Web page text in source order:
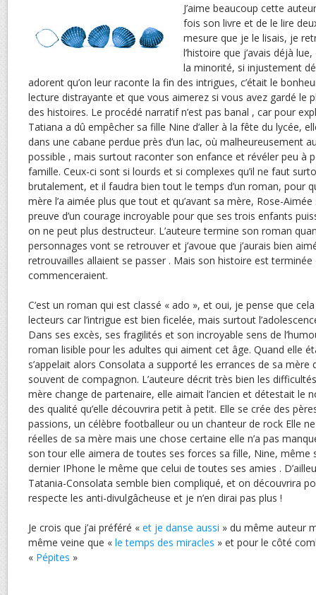
J’aime beaucoup cette
fois son livre et de le lire
mesure que je le lisais, je
l’histoire que j’avais déjà
la minorité, si injustement
adorent qu’on leur raconte la fin des intrigues, c’était le
lecture distrayante et que vous aimerez si vous avez gardé le
des histoires. Le procédé narratif n’est pas banal , car pour
Tatiana a dû empêcher sa fille Nine d’aller à la fête du lycée,
dans une cabane perdue près d’un lac, où malheureusement
possible , mais surtout raconter son enfance et révéler peu à
famille. Ceux-ci sont si lourds et si complexes qu’il ne faut
brutalement, et il faudra bien tout le temps d’un roman, pour
mère l’a aimée plus que tout et qu’avant sa mère, Rose-
preuve d’un courage incroyable pour que ses trois enfants
on ne peut plus destructeur. L’auteure termine son roman
personnages vont se retrouver et j’avoue que j’aurais bien
retrouvailles allaient se passer . Mais son histoire est terminée
commenceraient.
C’est un roman qui est classé « ado », et oui, je pense que
lecteurs car l’intrigue est bien ficelée, mais surtout
Dans ses excès, ses fragilités et son incroyable sens de
roman lisible pour les adultes qui aiment cet âge. Quand elle
s’appelait alors Consolata a supporté les errances de sa mère
souvent de compagnon. L’auteure décrit très bien les
mère change de partenaire, elle aimait l’ancien et détestait le
des qualité qu’elle découvrira petit à petit. Elle se crée des
passions, un célèbre footballeur ou un chanteur de rock Elle
réelles de sa mère mais une chose certaine elle n’a pas
son tour elle aimera de toutes ses forces sa fille, Nine, même
dernier IPhone le même que celui de toutes ses amies .
Tatania-Consolata semble bien compliqué, et on découvrira
respecte les anti-divulgâcheuse et je n’en dirai pas plus !
Je crois que j’ai préféré « et je danse aussi » du même auteur
même veine que « le temps des miracles » et pour le côté
« Pépites »